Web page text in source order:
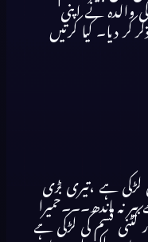
نے اپنی
کر دیا۔ کیا کرتیں
ہے ،تیری بڑی
باندھ۔۔۔حمیرا
کٹنی قسم کی لڑکی ہے